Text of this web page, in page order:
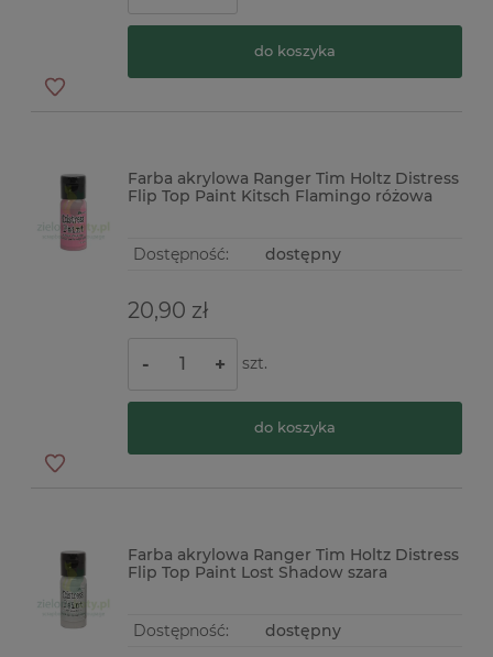
do koszyka
Farba akrylowa Ranger Tim Holtz Distress
Flip Top Paint Kitsch Flamingo różowa
Dostępność: dostępny
20,90 zł
- + szt.
do koszyka
Farba akrylowa Ranger Tim Holtz Distress
Flip Top Paint Lost Shadow szara
Dostępność: dostępny